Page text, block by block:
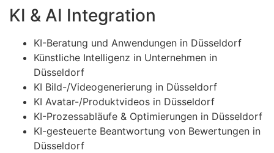
KI & AI Integration
KI-Beratung und Anwendungen in Düsseldorf
Künstliche Intelligenz in Unternehmen in
Düsseldorf
KI Bild-/Videogenerierung in Düsseldorf
KI Avatar-/Produktvideos in Düsseldorf
KI-Prozessabläufe & Optimierungen in Düsseldorf
KI-gesteuerte Beantwortung von Bewertungen in
Düsseldorf